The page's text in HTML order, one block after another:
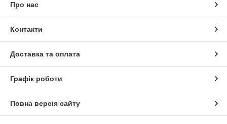
Про нас
Контакти
Доставка та оплата
Графік роботи
Повна версія сайту